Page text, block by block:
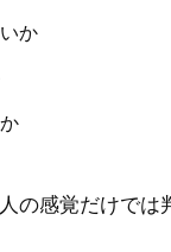
か
の感覚だけでは